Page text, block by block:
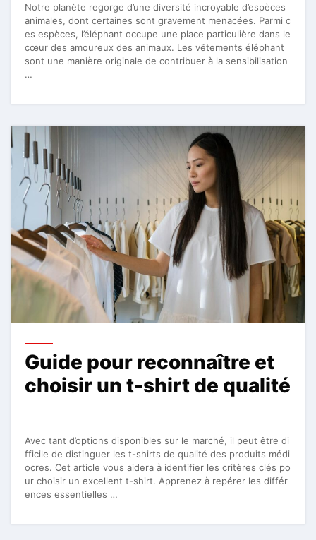
Notre planète regorge d’une diversité incroyable d’espèces
animales, dont certaines sont gravement menacées. Parmi c
es espèces, l’éléphant occupe une place particulière dans le
cœur des amoureux des animaux. Les vêtements éléphant
sont une manière originale de contribuer à la sensibilisation
…
Guide pour reconnaître et
choisir un t-shirt de qualité
Avec tant d’options disponibles sur le marché, il peut être di
fficile de distinguer les t-shirts de qualité des produits médi
ocres. Cet article vous aidera à identifier les critères clés po
ur choisir un excellent t-shirt. Apprenez à repérer les différ
ences essentielles …